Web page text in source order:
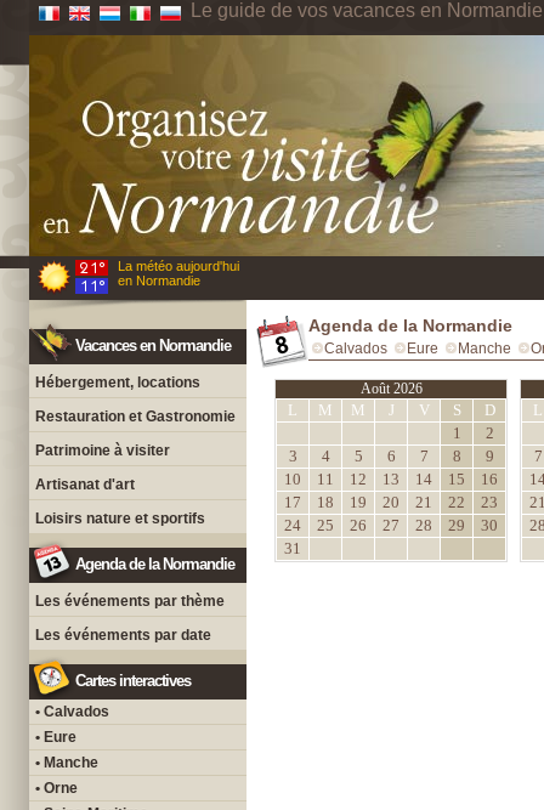
Le guide de vos vacances en Normandie
La météo aujourd'hui
en Normandie
Vacances en Normandie
Hébergement, locations
Restauration et Gastronomie
Patrimoine à visiter
Artisanat d'art
Loisirs nature et sportifs
Agenda de la Normandie
Les événements par thème
Les événements par date
Cartes interactives
• Calvados
• Eure
• Manche
• Orne
Agenda de la Normandie
Calvados Eure Manche
Août 2026
L M M J V S
D
1
2
3
4 5 6 7 8
9
10
11 12 13 14 15
16
17
18 19 20 21 22
23
24
25 26 27 28 29
30
31
L
7